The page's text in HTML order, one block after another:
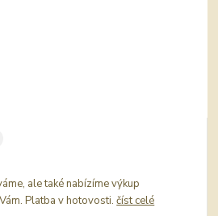
ale také nabízíme výkup
Platba v hotovosti.číst celé